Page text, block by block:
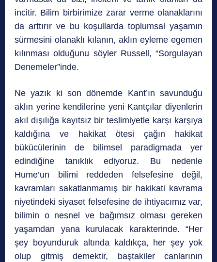
incitir. Bilim birbirimize zarar verme olanaklarını
da arttırır ve bu koşullarda toplumsal yaşamın
sürmesini olanaklı kılanın, aklın eyleme egemen
kılınması olduğunu söyler Russell, “Sorgulayan
Denemeler”inde.
Ne yazık ki son dönemde Kant’ın savunduğu
aklın yerine kendilerine yeni Kantçılar diyenlerin
akıl dışılığa kayıtsız bir teslimiyetle karşı karşıya
kaldığına ve hakikat ötesi çağın hakikat
bükücülerinin de bilimsel paradigmada yer
edindiğine tanıklık ediyoruz. Bu nedenle
Hume’un bilimi reddeden felsefesine değil,
kavramları sakatlanmamış bir hakikati kavrama
niyetindeki siyaset felsefesine de ihtiyacımız var,
bilimin o nesnel ve bağımsız olması gereken
yaşamdan yana kurulacak karakterinde. “Her
şey boyunduruk altında kaldıkça, her şey yok
olup gitmiş demektir, baştakiler canlarının